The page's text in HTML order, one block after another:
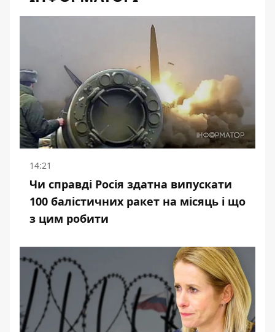
14:21
Чи справді Росія здатна випускати
100 балістичних ракет на місяць і що
з цим робити